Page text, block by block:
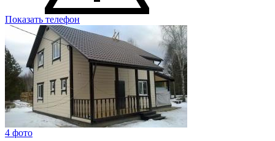
Показать телефон
4 фото